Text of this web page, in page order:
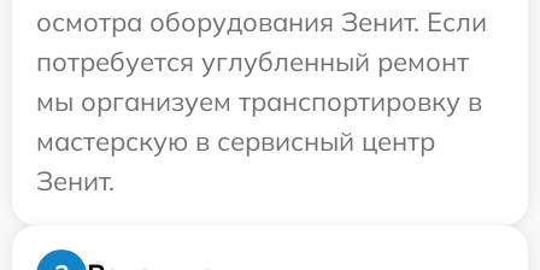
осмотра оборудования Зенит. Если
потребуется углубленный ремонт
мы организуем транспортировку в
мастерскую в сервисный центр
Зенит.